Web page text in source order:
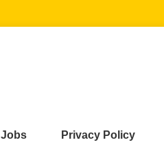
Jobs Privacy Policy